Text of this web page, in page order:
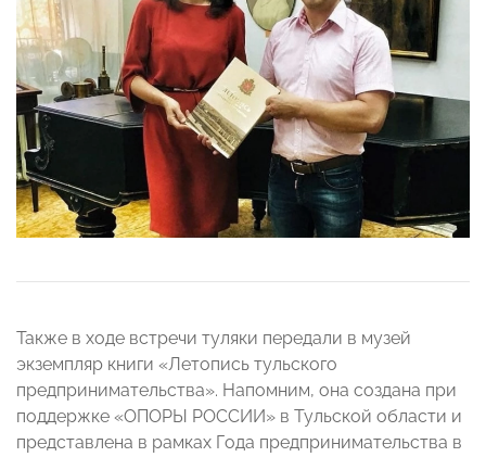
Также в ходе встречи туляки передали в музей
экземпляр книги «Летопись тульского
предпринимательства». Напомним, она создана при
поддержке «ОПОРЫ РОССИИ» в Тульской области и
представлена в рамках Года предпринимательства в